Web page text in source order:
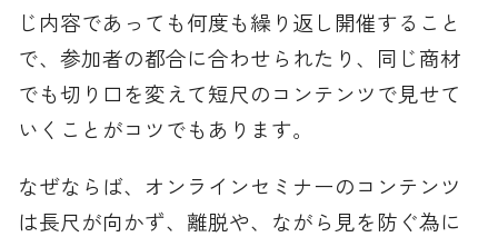
じ内容であっても何度も繰り返し開催すること
で、参加者の都合に合わせられたり、同じ商材
でも切り口を変えて短尺のコンテンツで見せて
いくことがコツでもあります。
なぜならば、オンラインセミナーのコンテンツ
は長尺が向かず、離脱や、ながら見を防ぐ為に